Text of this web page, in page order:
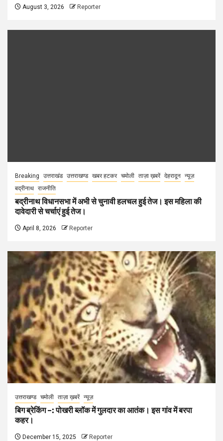
August 3, 2026 Reporter
Breaking उत्तराखंड उत्तराखण्ड खबर हटकर चमोली ताज़ा ख़बरें देहरादून न्यूज़
बद्रीनाथ राजनीति
बद्रीनाथ विधानसभा में अभी से चुनावी हलचल हुई तेज। इस महिला की
दावेदारी से चर्चाएं हुई तेज।
April 8, 2026 Reporter
उत्तराखण्ड चमोली ताज़ा ख़बरें न्यूज़
बिग ब्रेकिंग –: पोखरी ब्लॉक में गुलदार का आतंक। इस गांव में बरपा
कहर।
December 15, 2025 Reporter